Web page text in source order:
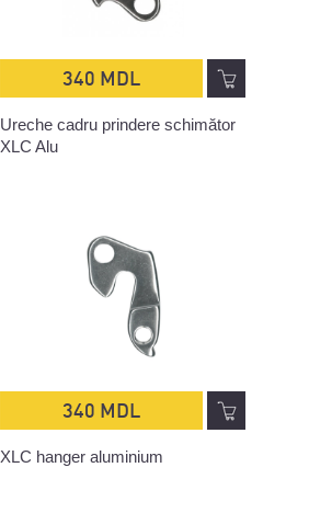
340 MDL
Ureche cadru prindere schimător
XLC Alu
340 MDL
XLC hanger aluminium